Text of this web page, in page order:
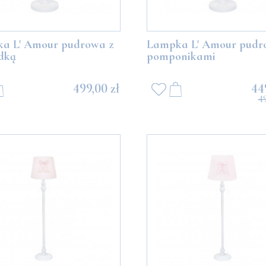
L' Amour pudrowa z
499,00 zł
Lampka L' Amour
pomponikami